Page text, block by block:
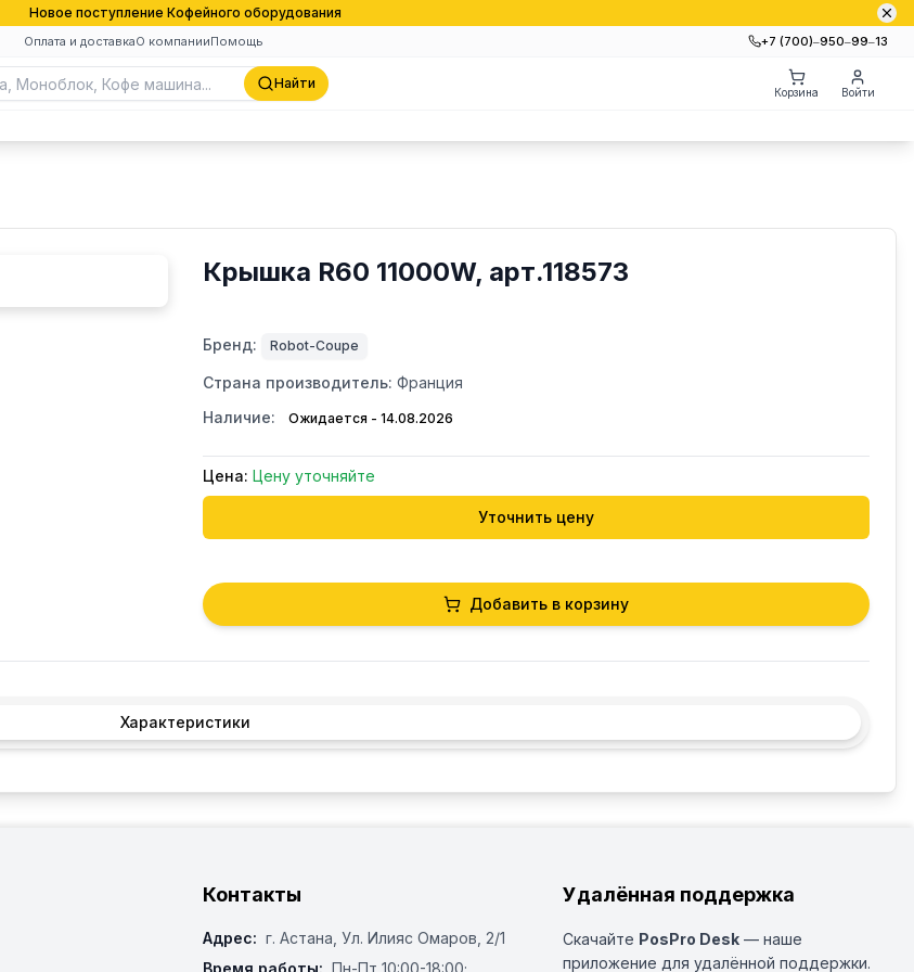
Новое поступление Кофейного оборудования
Оплата и доставкаО компанииПомощь +7 (700)‒950‒99‒13
Найти
Корзина Войти
Крышка R60 11000W, арт.118573
Бренд: Robot-Coupe
Страна производитель: Франция
Наличие:
Ожидается - 14.08.2026
Цена: Цену уточняйте
Уточнить цену
Добавить в корзину
Характеристики
Контакты
Адрес: г. Астана, ​Ул. Илияс Омаров, 2/1
Время работы: Пн-Пт 10:00-18:00;
Удалённая поддержка
Скачайте PosPro Desk — наше
приложение для удалённой поддержки.